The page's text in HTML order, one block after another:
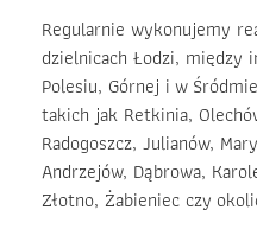
Regularnie wykonujemy
dzielnicach Łodzi, między
Polesiu, Górnej i w
takich jak Retkinia,
Radogoszcz, Julianów,
Andrzejów, Dąbrowa,
Złotno, Żabieniec czy